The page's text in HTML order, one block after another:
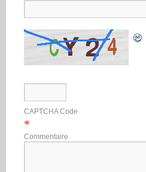
CAPTCHA Code
*
Commentaire